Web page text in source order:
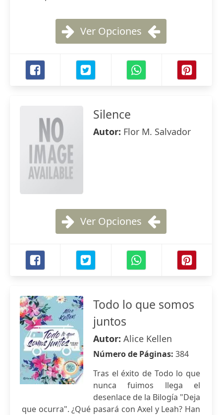
Ver Opciones
Silence
Autor: Flor M. Salvador
Ver Opciones
Todo lo que somos
juntos
Autor: Alice Kellen
Número de Páginas: 384
Tras el éxito de Todo lo que
nunca fuimos llega el
desenlace de la Bilogía "Deja
que ocurra". ¿Qué pasará con Axel y Leah? Han